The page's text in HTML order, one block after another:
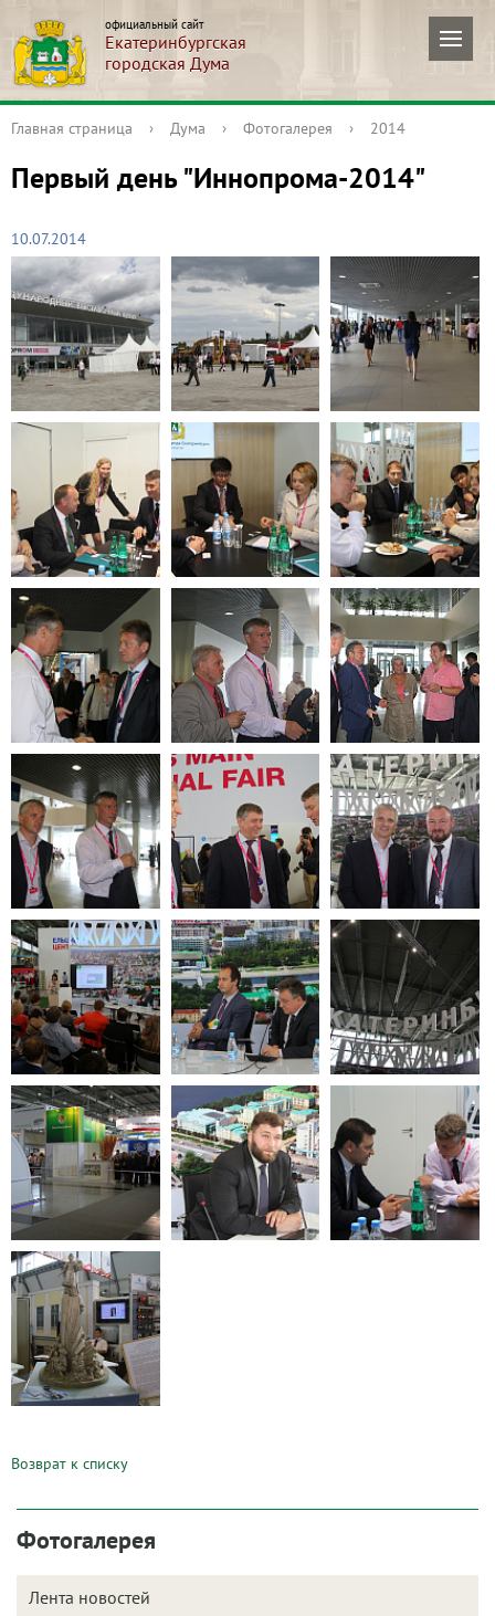
официальный сайт
Екатеринбургская
городская Дума
Главная страница › Дума › Фотогалерея › 2014
Первый день "Иннопрома-2014"
10.07.2014
Возврат к списку
Фотогалерея
Лента новостей